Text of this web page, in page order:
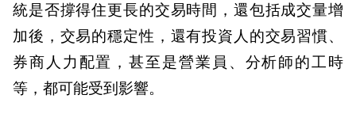
統是否撐得住更長的交易時間，還包括成交量增
加後，交易的穩定性，還有投資人的交易習慣、
券商人力配置，甚至是營業員、分析師的工時
等，都可能受到影響。